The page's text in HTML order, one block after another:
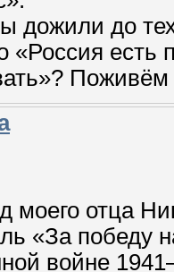
до тех
«Россия
моего отца
«За победу
войне